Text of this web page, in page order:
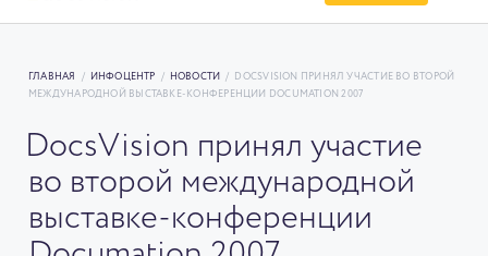
ГЛАВНАЯ / ИНФОЦЕНТР / НОВОСТИ /
DOCSVISION ПРИНЯЛ УЧАСТИЕ ВО ВТОРОЙ
МЕЖДУНАРОДНОЙ ВЫСТАВКЕ-КОНФЕРЕНЦИИ DOCUMATION 2007
DocsVision принял участие
во второй международной
выставке-конференции